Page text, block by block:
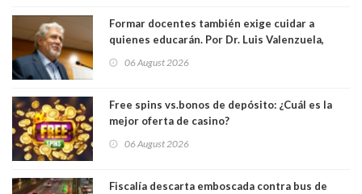
Formar docentes también exige cuidar a
quienes educarán. Por Dr. Luis Valenzuela,
Académicos U. Católica Silva Henríquez
06 August 2026
Free spins vs.bonos de depósito: ¿Cuál es la
mejor oferta de casino?
06 August 2026
Fiscalía descarta emboscada contra bus de